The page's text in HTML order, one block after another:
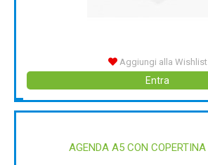
Aggiungi alla Wishlist
Entra
AGENDA A5 CON